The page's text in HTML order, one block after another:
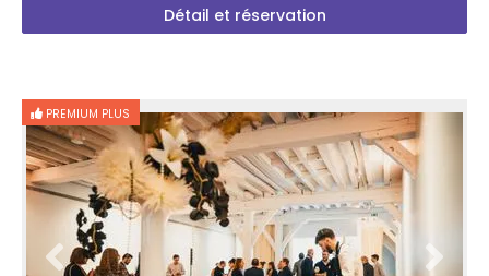
Détail et réservation
PREMIUM PLUS